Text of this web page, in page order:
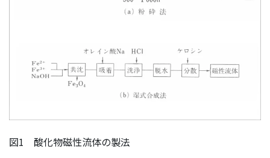
図1 酸化物磁性流体の製法